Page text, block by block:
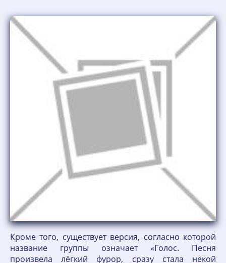
Кроме того, существует версия, согласно которой
название группы означает «Голос. Песня
произвела лёгкий фурор, сразу стала некой